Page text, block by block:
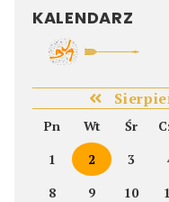
KALENDARZ
Pn Wt Śr
1
2 3
8
9 10